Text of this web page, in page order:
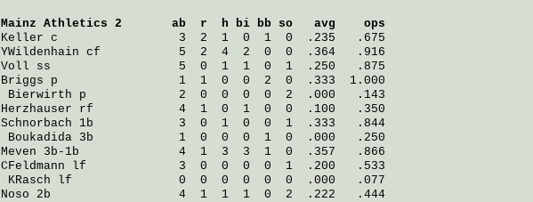
Mainz Athletics 2
       ab  r  h bi bb so   avg    ops
Keller c                 3  2  1  0  1  0  .235   .675
YWildenhain cf           5  2  4  2  0  0  .364   .916
Voll ss                  5  0  1  1  0  1  .250   .875
Briggs p                 1  1  0  0  2  0  .333  1.000
Bierwirth p             2  0  0  0  0  2  .000   .143
Herzhauser rf            4  1  0  1  0  0  .100   .350
Schnorbach 1b            3  0  1  0  0  1  .333   .844
Boukadida 3b            1  0  0  0  1  0  .000   .250
Meven 3b-1b              4  1  3  3  1  0  .357   .866
CFeldmann lf             3  0  0  0  0  1  .200   .533
KRasch lf               0  0  0  0  0  0  .000   .077
Noso 2b                  4  1  1  1  0  2  .222   .444